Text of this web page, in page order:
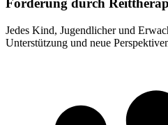
Förderung durch
Jedes Kind, Jugendlicher und
Unterstützung und neue